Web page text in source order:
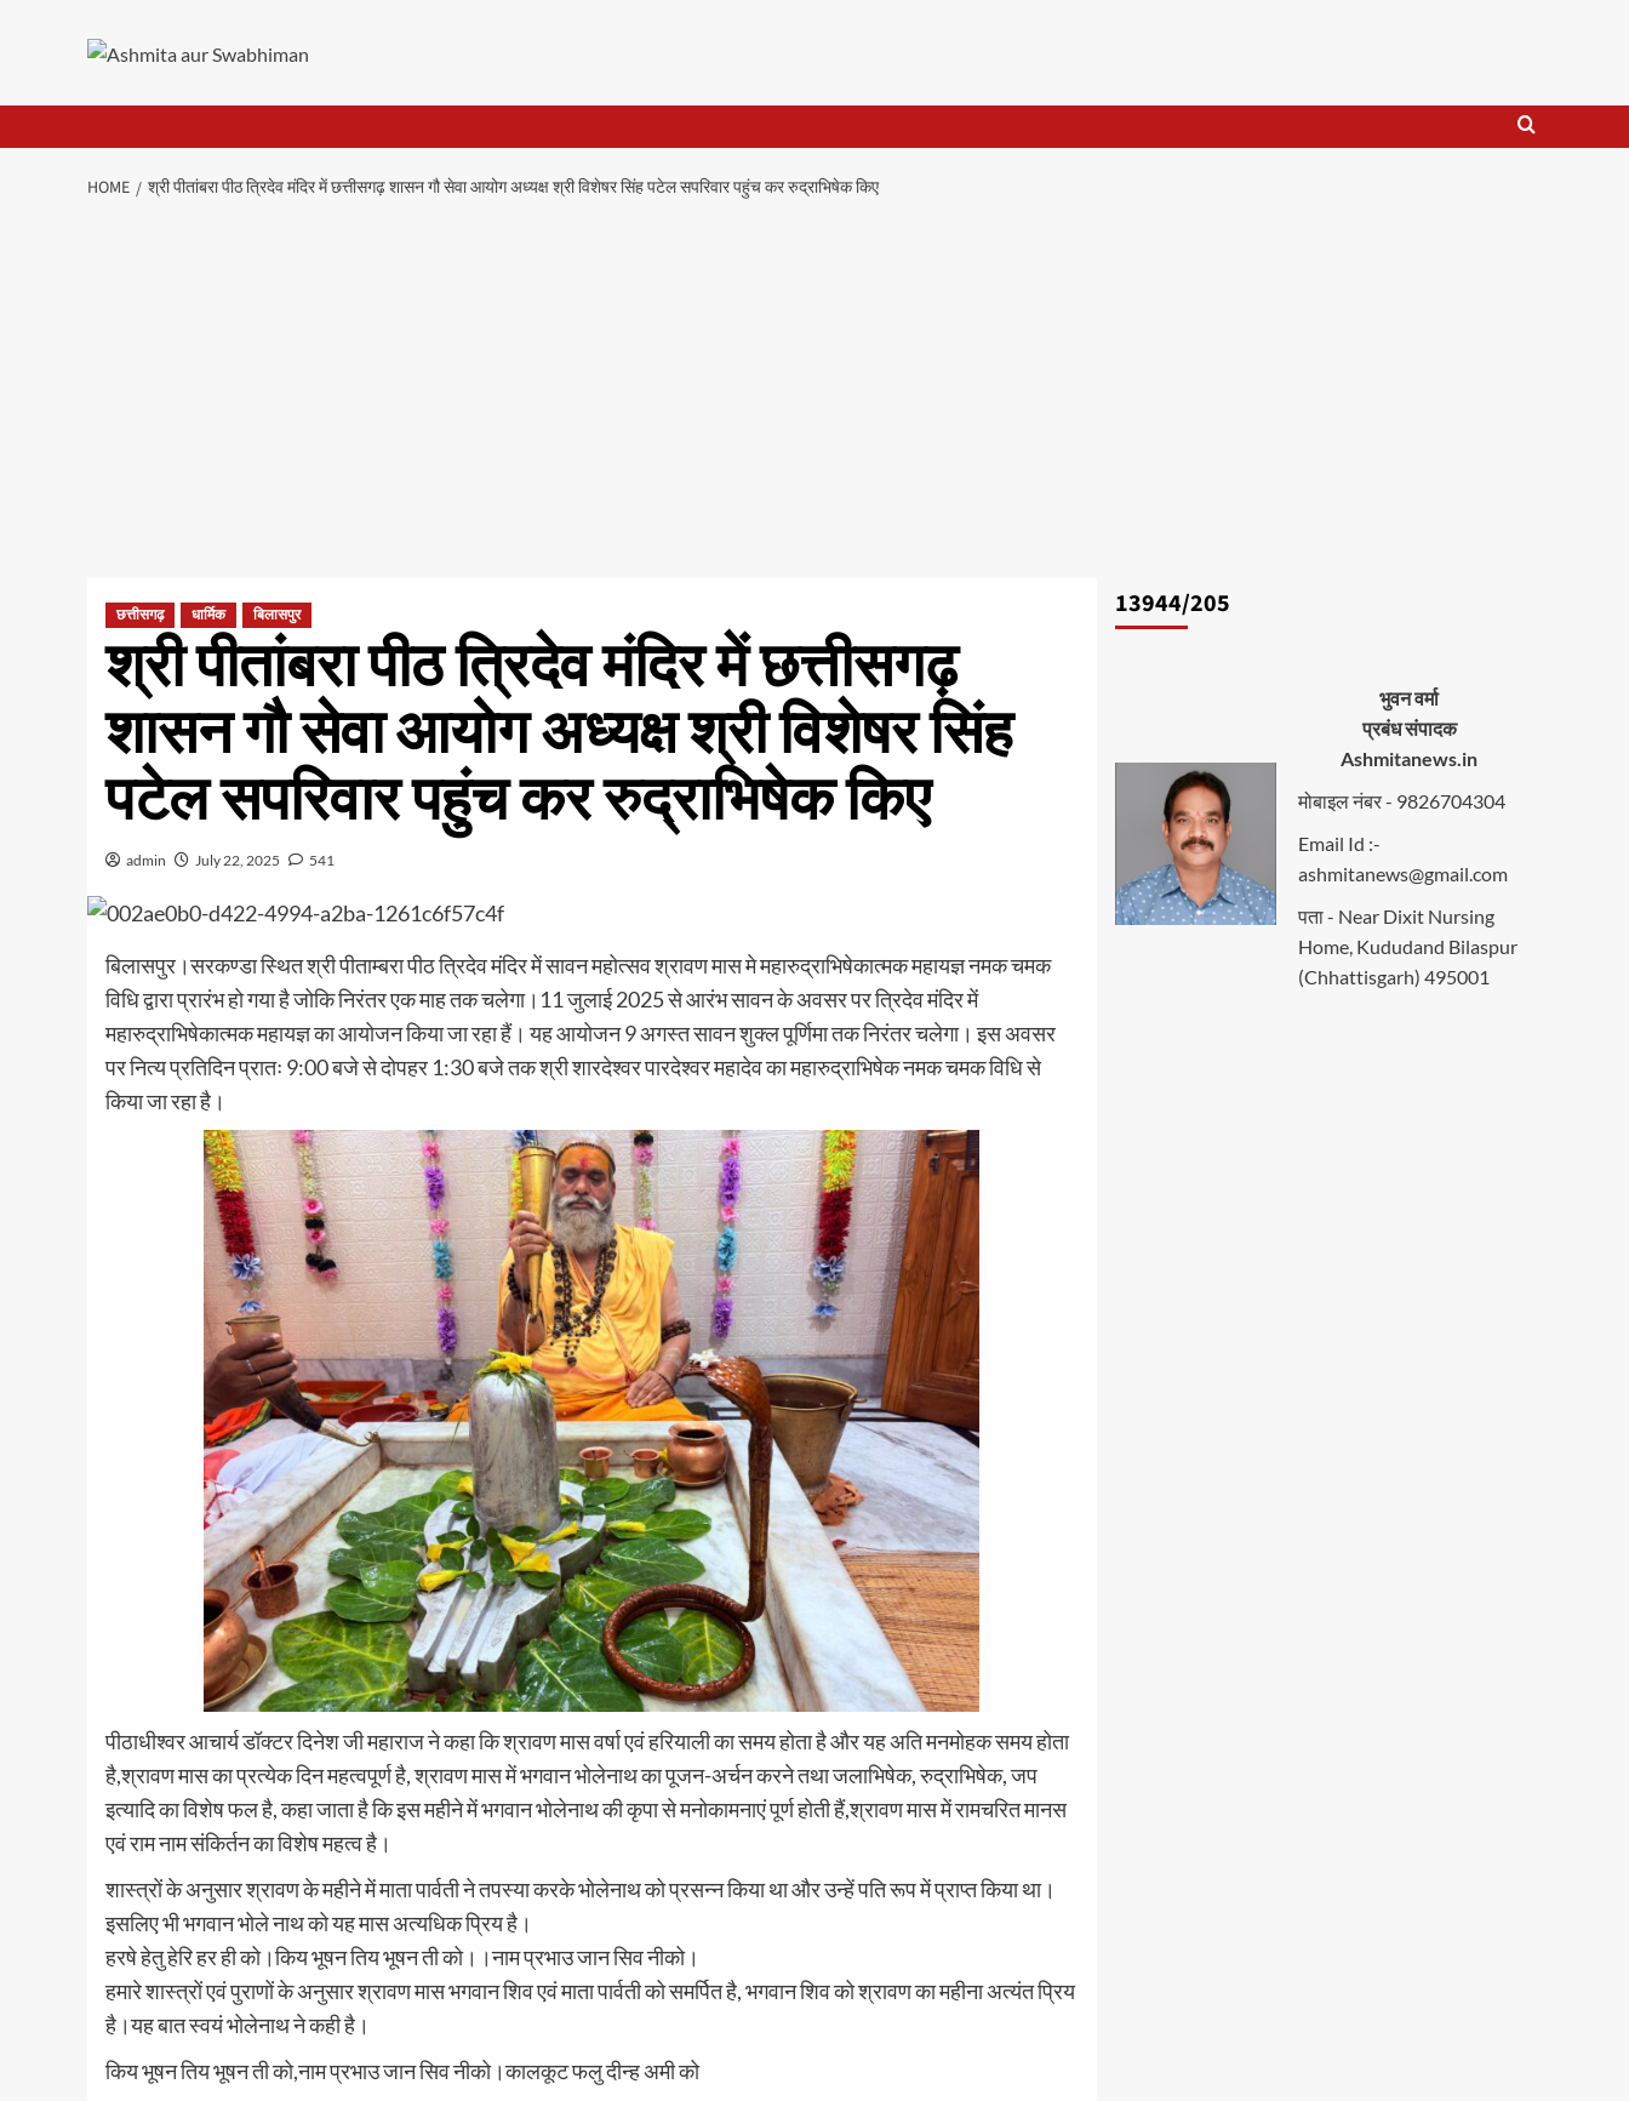
HOME श्री पीतांबरा पीठ त्रिदेव मंदिर में छत्तीसगढ़ शासन गौ सेवा आयोग अध्यक्ष श्री विशेषर सिंह पटेल सपरिवार पहुंच कर रुद्राभिषेक किए
छत्तीसगढ़ धार्मिक बिलासपुर
श्री पीतांबरा पीठ त्रिदेव मंदिर में छत्तीसगढ़
शासन गौ सेवा आयोग अध्यक्ष श्री विशेषर सिंह
पटेल सपरिवार पहुंच कर रुद्राभिषेक किए
admin July 22, 2025 541
बिलासपुर।सरकण्डा स्थित श्री पीताम्बरा पीठ त्रिदेव मंदिर में सावन महोत्सव श्रावण मास मे महारुद्राभिषेकात्मक महायज्ञ नमक चमक
विधि द्वारा प्रारंभ हो गया है जोकि निरंतर एक माह तक चलेगा।11 जुलाई 2025 से आरंभ सावन के अवसर पर त्रिदेव मंदिर में
महारुद्राभिषेकात्मक महायज्ञ का आयोजन किया जा रहा हैं। यह आयोजन 9 अगस्त सावन शुक्ल पूर्णिमा तक निरंतर चलेगा। इस अवसर
पर नित्य प्रतिदिन प्रातः 9:00 बजे से दोपहर 1:30 बजे तक श्री शारदेश्वर पारदेश्वर महादेव का महारुद्राभिषेक नमक चमक विधि से
किया जा रहा है।
पीठाधीश्वर आचार्य डॉक्टर दिनेश जी महाराज ने कहा कि श्रावण मास वर्षा एवं हरियाली का समय होता है और यह अति मनमोहक समय होता
है,श्रावण मास का प्रत्येक दिन महत्वपूर्ण है, श्रावण मास में भगवान भोलेनाथ का पूजन-अर्चन करने तथा जलाभिषेक, रुद्राभिषेक, जप
इत्यादि का विशेष फल है, कहा जाता है कि इस महीने में भगवान भोलेनाथ की कृपा से मनोकामनाएं पूर्ण होती हैं,श्रावण मास में रामचरित मानस
एवं राम नाम संकिर्तन का विशेष महत्व है।
शास्त्रों के अनुसार श्रावण के महीने में माता पार्वती ने तपस्या करके भोलेनाथ को प्रसन्न किया था और उन्हें पति रूप में प्राप्त किया था।
इसलिए भी भगवान भोले नाथ को यह मास अत्यधिक प्रिय है।
हरषे हेतु हेरि हर ही को।किय भूषन तिय भूषन ती को।।नाम प्रभाउ जान सिव नीको।
हमारे शास्त्रों एवं पुराणों के अनुसार श्रावण मास भगवान शिव एवं माता पार्वती को समर्पित है, भगवान शिव को श्रावण का महीना अत्यंत प्रिय
है।यह बात स्वयं भोलेनाथ ने कही है।
किय भूषन तिय भूषन ती को,नाम प्रभाउ जान सिव नीको।कालकूट फलु दीन्ह अमी को
13944/205
भुवन वर्मा
प्रबंध संपादक
Ashmitanews.in
मोबाइल नंबर - 9826704304
Email Id :-
ashmitanews@gmail.com
पता - Near Dixit Nursing
Home, Kududand Bilaspur
(Chhattisgarh) 495001